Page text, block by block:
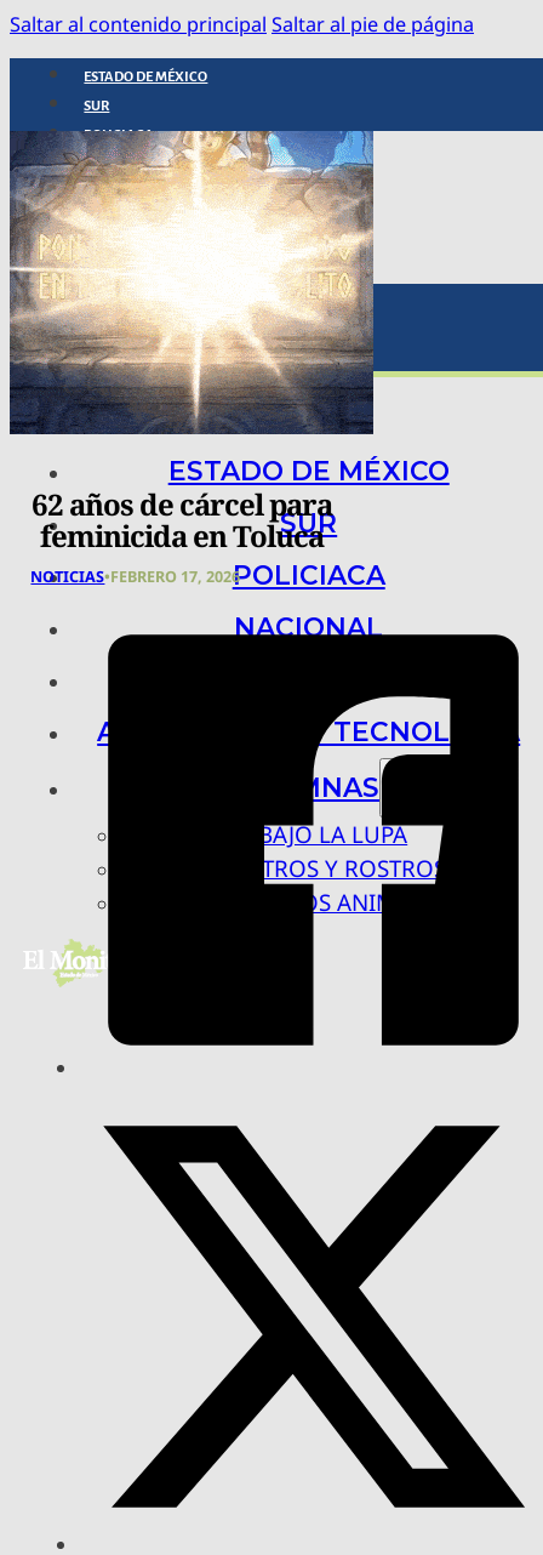
Saltar al contenido principal Saltar al pie de página
ESTADO DE MÉXICO
SUR
POLICIACA
NACIONAL
INTERNACIONAL
ARTE, CIENCIA Y TECNOLOGÍA
COLUMNAS
BAJO LA LUPA
RASTROS Y ROSTROS
VÍNCULOS ANIMALES
ESTADO DE MÉXICO
SUR
POLICIACA
NACIONAL
ARTE, CIENCIA Y TECNOLOGÍA
COLUMNAS
BAJO LA LUPA
RASTROS Y ROSTROS
VÍNCULOS ANIMALES
62 años de cárcel para
feminicida en Toluca
NOTICIAS•FEBRERO 17, 2026